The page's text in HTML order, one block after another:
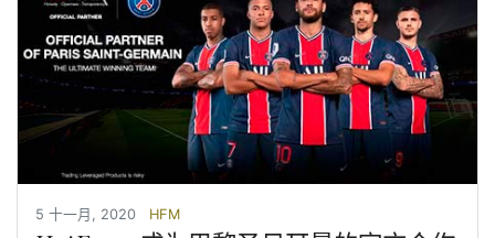
5 十一月, 2020 HFM